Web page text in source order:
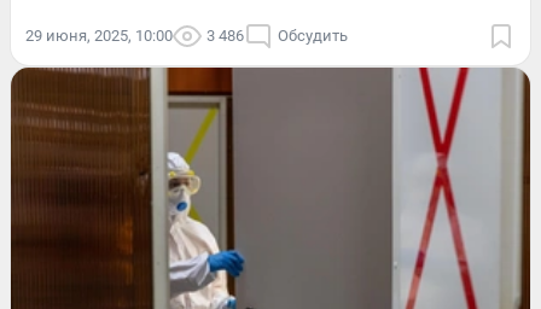
29 июня, 2025, 10:00 3 486 Обсудить